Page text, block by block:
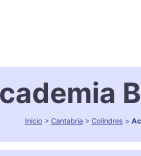
Inicio > Cantabria > Colindres >